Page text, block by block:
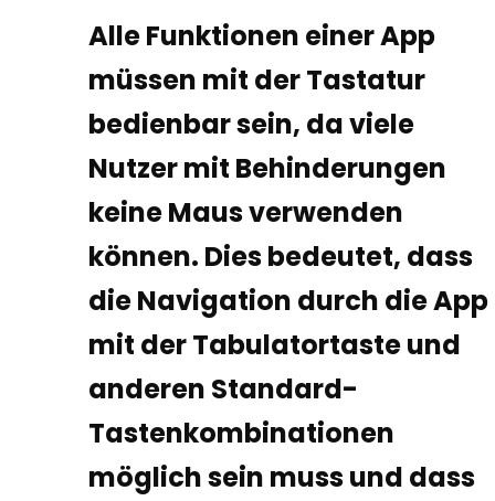
Alle Funktionen einer App
müssen mit der Tastatur
bedienbar sein, da viele
Nutzer mit Behinderungen
keine Maus verwenden
können. Dies bedeutet, dass
die Navigation durch die App
mit der Tabulatortaste und
anderen Standard-
Tastenkombinationen
möglich sein muss und dass